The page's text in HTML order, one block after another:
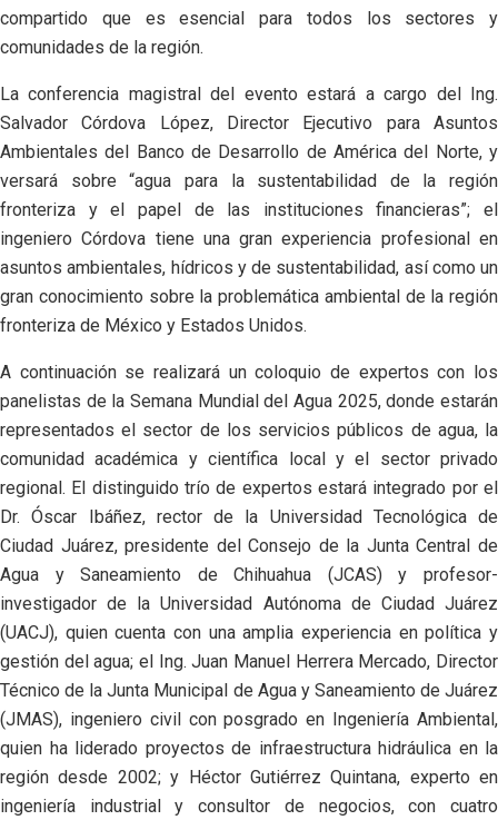
compartido que es esencial para todos los sectores y
comunidades de la región.
La conferencia magistral del evento estará a cargo del Ing.
Salvador Córdova López, Director Ejecutivo para Asuntos
Ambientales del Banco de Desarrollo de América del Norte, y
versará sobre “agua para la sustentabilidad de la región
fronteriza y el papel de las instituciones financieras”; el
ingeniero Córdova tiene una gran experiencia profesional en
asuntos ambientales, hídricos y de sustentabilidad, así como un
gran conocimiento sobre la problemática ambiental de la región
fronteriza de México y Estados Unidos.
A continuación se realizará un coloquio de expertos con los
panelistas de la Semana Mundial del Agua 2025, donde estarán
representados el sector de los servicios públicos de agua, la
comunidad académica y científica local y el sector privado
regional. El distinguido trío de expertos estará integrado por el
Dr. Óscar Ibáñez, rector de la Universidad Tecnológica de
Ciudad Juárez, presidente del Consejo de la Junta Central de
Agua y Saneamiento de Chihuahua (JCAS) y profesor-
investigador de la Universidad Autónoma de Ciudad Juárez
(UACJ), quien cuenta con una amplia experiencia en política y
gestión del agua; el Ing. Juan Manuel Herrera Mercado, Director
Técnico de la Junta Municipal de Agua y Saneamiento de Juárez
(JMAS), ingeniero civil con posgrado en Ingeniería Ambiental,
quien ha liderado proyectos de infraestructura hidráulica en la
región desde 2002; y Héctor Gutiérrez Quintana, experto en
ingeniería industrial y consultor de negocios, con cuatro